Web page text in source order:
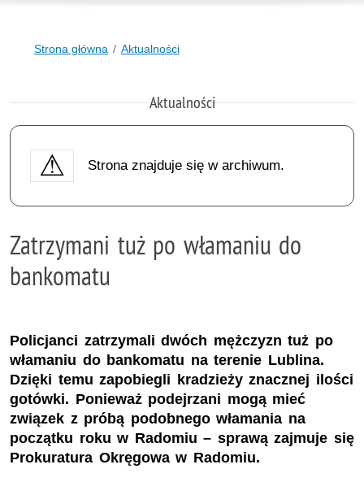
Strona główna Aktualności
Aktualności
Strona znajduje się w archiwum.
Zatrzymani tuż po włamaniu do
bankomatu
Policjanci zatrzymali dwóch mężczyzn tuż po
włamaniu do bankomatu na terenie Lublina.
Dzięki temu zapobiegli kradzieży znacznej ilości
gotówki. Ponieważ podejrzani mogą mieć
związek z próbą podobnego włamania na
początku roku w Radomiu – sprawą zajmuje się
Prokuratura Okręgowa w Radomiu.